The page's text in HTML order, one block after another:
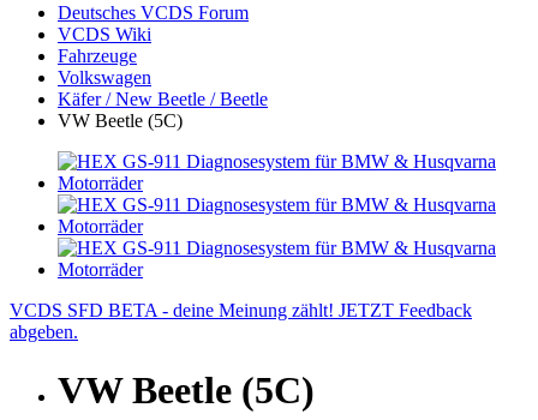
Deutsches VCDS Forum
VCDS Wiki
Fahrzeuge
Volkswagen
Käfer / New Beetle / Beetle
VW Beetle (5C)
VCDS SFD BETA - deine Meinung zählt! JETZT Feedback
abgeben.
VW Beetle (5C)